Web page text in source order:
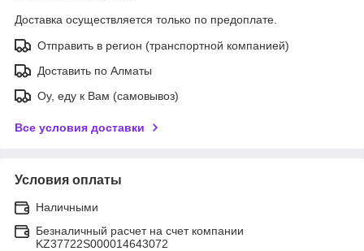
Доставка осуществляется только по предоплате.
Отправить в регион (транспортной компанией)
Доставить по Алматы
Оу, еду к Вам (самовывоз)
Все условия доставки
Условия оплаты
Наличными
Безналичный расчет на счет компании
KZ37722S000014643072